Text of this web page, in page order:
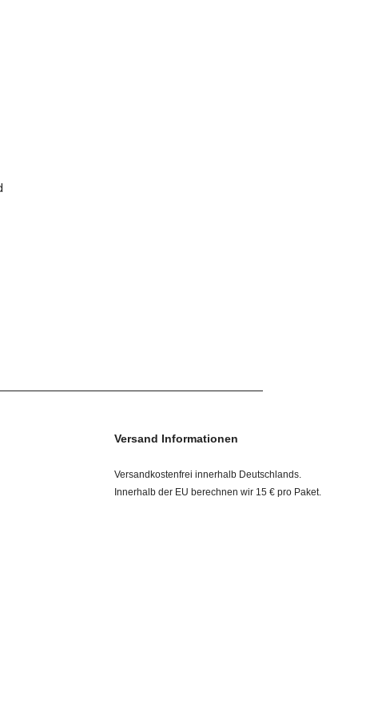
Versand Informationen
Versandkostenfrei innerhalb Deutschlands.
Innerhalb der EU berechnen wir 15 € pro Paket.